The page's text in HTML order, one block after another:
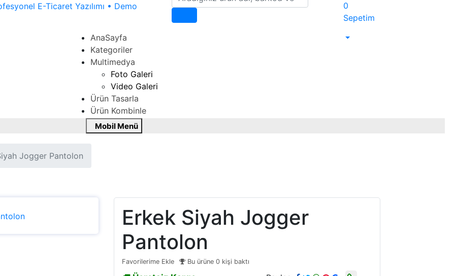
0
Sepetim
AnaSayfa
Kategoriler
Multimedya
Foto Galeri
Video Galeri
Ürün Tasarla
Ürün Kombinle
Mobil Menü
Mobil Menü
Jogger Pantolon
Erkek Siyah Jogger
Pantolon
Favorilerime Ekle Bu ürüne 0 kişi baktı